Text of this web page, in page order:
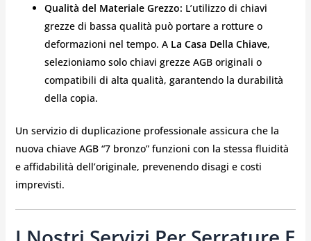
Qualità del Materiale Grezzo: L’utilizzo di chiavi
grezze di bassa qualità può portare a rotture o
deformazioni nel tempo. A La Casa Della Chiave,
selezioniamo solo chiavi grezze AGB originali o
compatibili di alta qualità, garantendo la durabilità
della copia.
Un servizio di duplicazione professionale assicura che la
nuova chiave AGB “7 bronzo” funzioni con la stessa fluidità
e affidabilità dell’originale, prevenendo disagi e costi
imprevisti.